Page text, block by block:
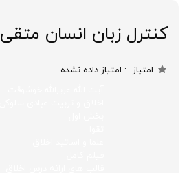
کنترل زبان انسان متقی
امتیاز امتیاز داده نشده